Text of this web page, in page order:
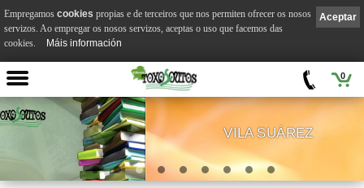
0
VILA SUÁREZ
Aceptar
Empregamos cookies propias e de terceiros que nos permiten ofrecer os nosos
servizos. Ao empregar os nosos servizos, aceptas o uso que facemos das
cookies.
Máis información